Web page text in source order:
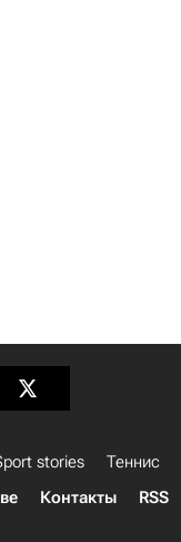
stories Теннис
Контакты RSS